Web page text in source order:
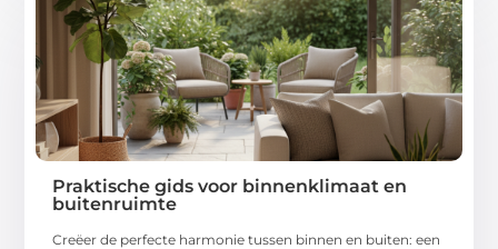
Praktische gids voor binnenklimaat en
buitenruimte
Creëer de perfecte harmonie tussen binnen en buiten: een